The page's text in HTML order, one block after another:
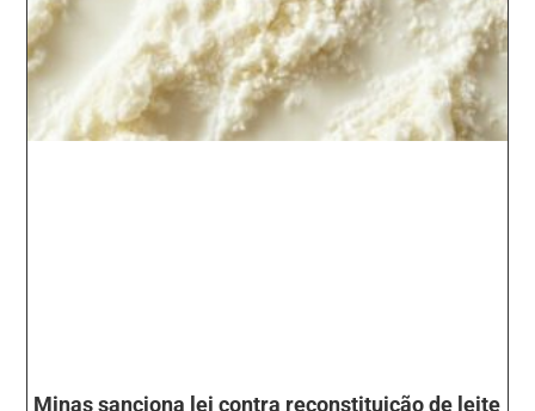
Minas sanciona lei contra reconstituição de leite